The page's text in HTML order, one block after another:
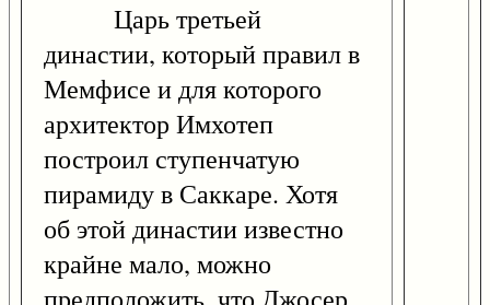
Царь третьей
династии, который правил в
Мемфисе и для которого
архитектор Имхотеп
построил ступенчатую
пирамиду в Саккаре. Хотя
об этой династии известно
крайне мало, можно